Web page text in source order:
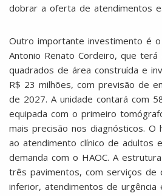
dobrar a oferta de atendimentos
Outro importante investimento é o
Antonio Renato Cordeiro, que
quadrados de área construída e
R$ 23 milhões, com previsão de
de 2027. A unidade contará com
equipada com o primeiro
mais precisão nos diagnósticos. O
ao atendimento clínico de adultos
demanda com o HAOC. A
três pavimentos, com serviços de
inferior, atendimentos de urgência